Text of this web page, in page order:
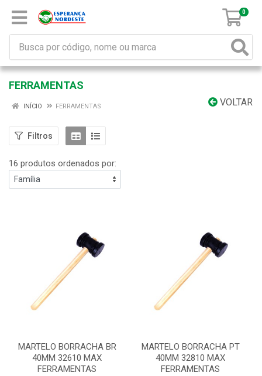
0
FERRAMENTAS
VOLTAR
INÍCIO FERRAMENTAS
Filtros
16 produtos ordenados por:
MARTELO BORRACHA BR
40MM 32610 MAX
FERRAMENTAS
MARTELO BORRACHA PT
40MM 32810 MAX
FERRAMENTAS